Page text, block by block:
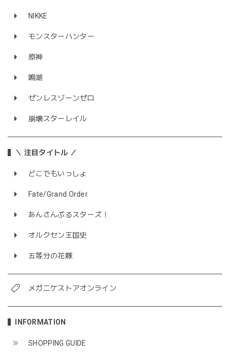
NIKKE
モンスターハンター
原神
鳴潮
ゼンレスゾーンゼロ
崩壊スターレイル
＼ 注目タイトル ／
どこでもいっしょ
Fate/Grand Order
あんさんぶるスターズ！
オルクセン王国史
五等分の花嫁
メガニケストアオンライン
INFORMATION
SHOPPING GUIDE